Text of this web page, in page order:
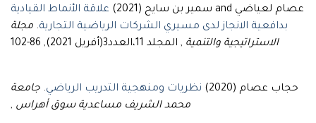
عصام لعياضي and سمير بن سايح (2021)
علاقة الأنماط القيادية
بدافعية الانجاز لدى مسيري الشركات الرياضية التجارية. مجلة
الاستراتيجية والتنمية , المجلد 11،العدد3(أفريل 2021), 86-102
حجاب عصام (2020) نظريات ومنهجية التدريب الرياضي. جامعة
محمد الشريف مساعدية سوق أهراس ,